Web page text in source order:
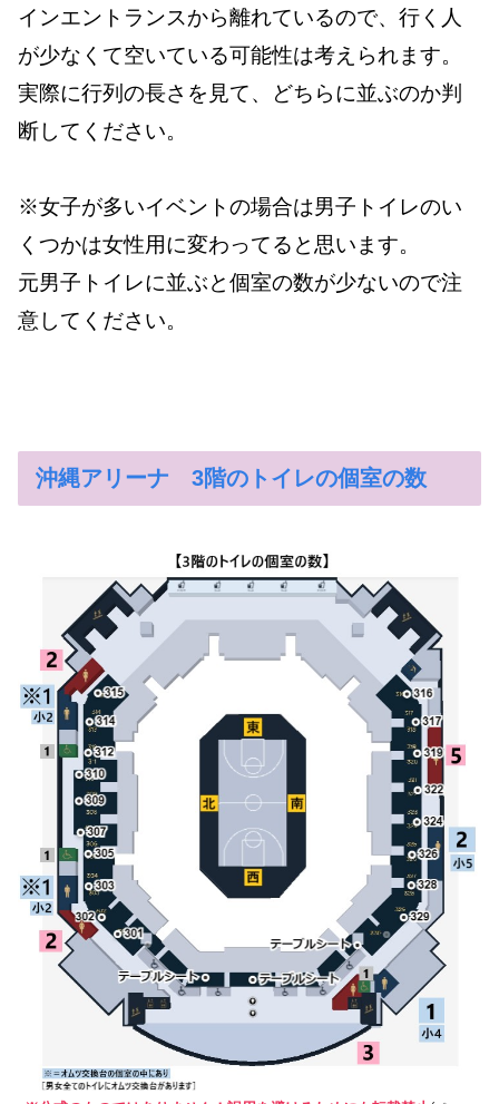
インエントランスから離れているので、行く人
が少なくて空いている可能性は考えられます。
実際に行列の長さを見て、どちらに並ぶのか判
断してください。
※女子が多いイベントの場合は男子トイレのい
くつかは女性用に変わってると思います。
元男子トイレに並ぶと個室の数が少ないので注
意してください。
沖縄アリーナ 3階のトイレの個室の数